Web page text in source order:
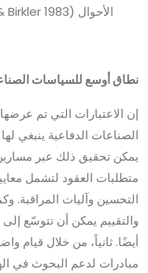
الأحوال (Dews & Birkler 1983).
نطاق أوسع للسياسات
إن الاعتبارات التي تم
الصناعات الدفاعية ينبغي
يمكن تحقيق ذلك عبر
متطلبات العقود لتشمل
التحسين وآليات المراقبة.
والتقييم يمكن أن تتوسّع
أيضًا. ثانياً، من خلال قيام
مبادرات لدعم البحوث في